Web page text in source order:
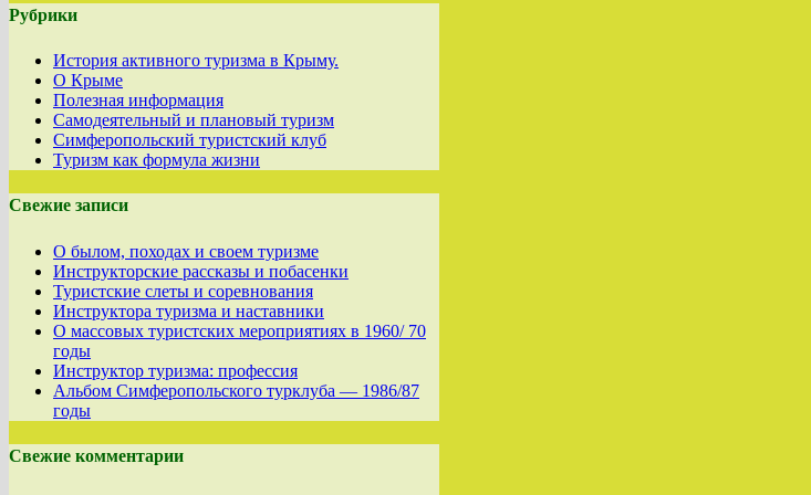
Рубрики
История активного туризма в Крыму.
О Крыме
Полезная информация
Самодеятельный и плановый туризм
Симферопольский туристский клуб
Туризм как формула жизни
Свежие записи
О былом, походах и своем туризме
Инструкторские рассказы и побасенки
Туристские слеты и соревнования
Инструктора туризма и наставники
О массовых туристских мероприятиях в 1960/ 70
годы
Инструктор туризма: профессия
Альбом Симферопольского турклуба — 1986/87
годы
Свежие комментарии